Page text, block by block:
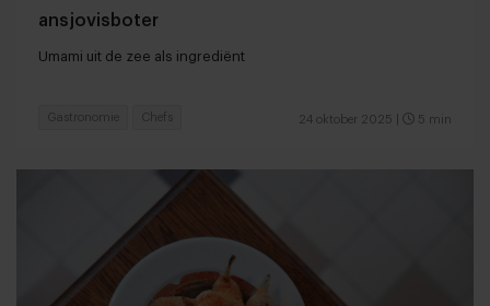
ansjovisboter
Umami uit de zee als ingrediënt
24 oktober 2025 5 min
Gastronomie Chefs